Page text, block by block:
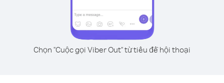
Chọn "Cuộc gọi Viber Out" từ tiêu đề hội thoại